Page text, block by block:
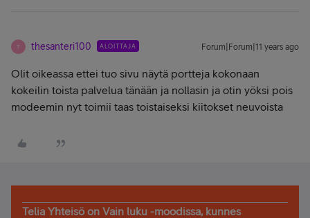
T thesanteri100 ALOITTAJA Forum|Forum|11 years ago
Olit oikeassa ettei tuo sivu näytä portteja kokonaan
kokeilin toista palvelua tänään ja nollasin ja otin yöksi pois
modeemin nyt toimii taas toistaiseksi kiitokset neuvoista
Telia Yhteisö on Vain luku -moodissa, kunnes